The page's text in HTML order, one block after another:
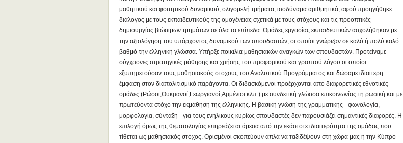
μαθητικού και φοιτητικού δυναμικού, ολιγομελή τμήματα, ισοδύναμα αριθμητικά, αφού προηγήθηκε
διάλογος με τους εκπαιδευτικούς της ομογένειας σχετικά με τους στόχους και τις προοπτικές
δημιουργίας βιώσιμων τμημάτων σε όλα τα επίπεδα. Ομάδες εργασίας εκπαιδευτικών ασχολήθηκαν με
την αξιολόγηση του υπάρχοντος δυναμικού των σπουδαστών, οι οποίοι γνώριζαν σε καλό ή πολύ καλό
βαθμό την ελληνική γλώσσα. Υπήρξε ποικιλία μαθησιακών αναγκών των σπουδαστών. Προτείναμε
σύγχρονες στρατηγικές μάθησης και χρήσης του προφορικού και γραπτού λόγου οι οποίοι
εξυπηρετούσαν τους μαθησιακούς στόχους του Αναλυτικού Προγράμματος και δώσαμε ιδιαίτερη
έμφαση στον διαπολιτισμικό παράγοντα. Οι διδασκόμενοι προέρχονται από διαφορετικές εθνοτικές
ομάδες (Ρώσοι,Ουκρανοί,Γεωργιανοί,Αρμένιοι κλπ.) με συνδετική γλώσσα επικοινωνίας τη ρωσική και με
πρωτεύοντα στόχο την εκμάθηση της ελληνικής. Η βασική γνώση της γραμματικής - φωνολογία,
μορφολογία, σύνταξη - για τους ενήλικους κυρίως σπουδαστές δεν παρουσιάζει σημαντικές διαφορές. Η
επιλογή όμως της θεματολογίας επηρεάζεται άμεσα από την εκάστοτε ιδιαιτερότητα της ομάδας που
τίθεται ως μαθησιακός στόχος. Ορισμένοι σκοπεύουν απλά να ταξιδέψουν στη χώρα μας ή την Κύπρο